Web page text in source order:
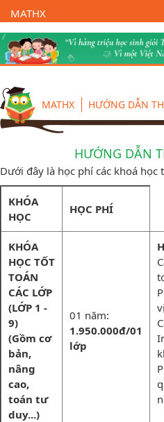
MATHX
Trường Toán Online
MATHX HƯỚNG DẪN
HƯỚNG DẪN
Dưới đây là học phí các khoá học
KHÓA
HỌC
HỌC PHÍ
KHÓA
HỌC TỐT
TOÁN
CÁC LỚP
(LỚP 1 -
9)
(Gồm cơ
bản,
nâng
cao,
toán tư
duy...)
01 năm:
1.950.000đ/01
lớp